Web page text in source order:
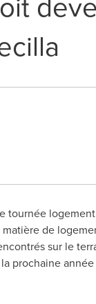
tournée
de
sur le
prochaine